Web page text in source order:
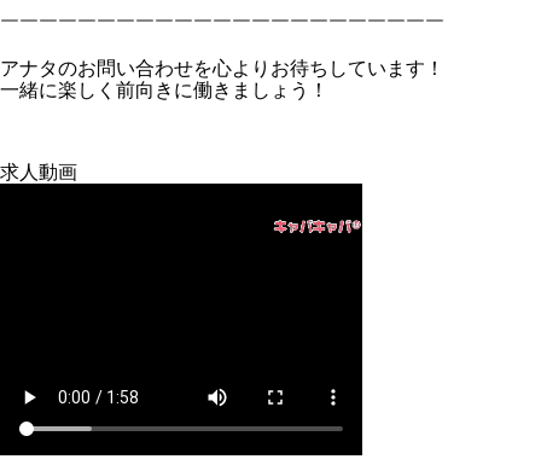
￣￣￣￣￣￣￣￣￣￣￣￣￣￣￣￣￣￣￣￣￣￣￣
アナタのお問い合わせを心よりお待ちしています！
一緒に楽しく前向きに働きましょう！
求人動画